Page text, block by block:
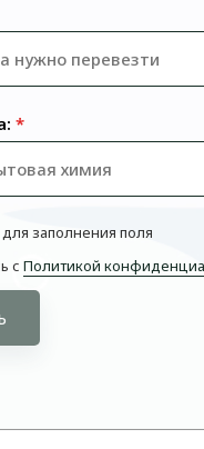
*
заполнения поля
с Политикой